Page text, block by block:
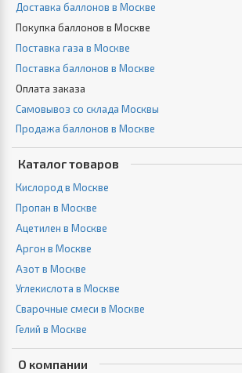
Доставка баллонов в Москве
Покупка баллонов в Москве
Поставка газа в Москве
Поставка баллонов в Москве
Оплата заказа
Самовывоз со склада Москвы
Продажа баллонов в Москве
Каталог товаров
Кислород в Москве
Пропан в Москве
Ацетилен в Москве
Аргон в Москве
Азот в Москве
Углекислота в Москве
Сварочные смеси в Москве
Гелий в Москве
О компании